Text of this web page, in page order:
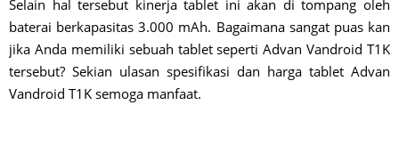
Selain hal tersebut kinerja tablet ini akan di tompang oleh
baterai berkapasitas 3.000 mAh. Bagaimana sangat puas kan
jika Anda memiliki sebuah tablet seperti Advan Vandroid T1K
tersebut? Sekian ulasan spesifikasi dan harga tablet Advan
Vandroid T1K semoga manfaat.